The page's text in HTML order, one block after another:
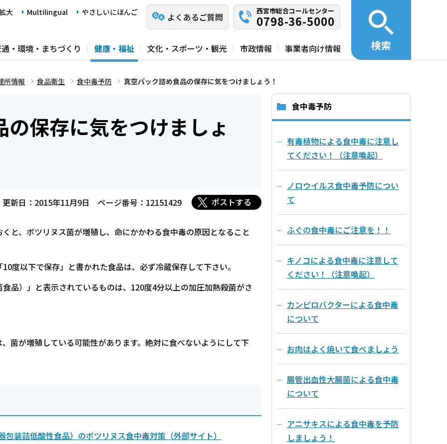
大 Multilingual やさしいにほんご よくあるご質問
西宮市総合コールセンター
0798-36-5000
・環境・まちづくり 健康・福祉 文化・スポーツ・観光 市政情報 事業者向け情報 検索
所情報 食品衛生 食中毒予防 真空パック詰め食品の保存に気をつけましょう！
保存に気をつけましょ
更新日：2015年11月9日 ページ番号：12151429 ポストする
と、ボツリヌス菌が増殖し、命にかかわる食中毒の原因となること
度以下で保存」と書かれた食品は、必ず冷蔵保存して下さい。
品）」と表示されているものは、120度4分以上の加圧加熱殺菌がさ
菌が増殖している可能性があります。絶対に食べないようにして下
装詰低酸性食品）のボツリヌス食中毒対策（外部サイト）
食中毒予防
有毒植物による食中毒に注意し
てください！（注意喚起）
ノロウイルス食中毒予防につい
て
ふぐの食中毒にご注意を！！
キノコによる食中毒に注意して
ください！（注意喚起）
カンピロバクターによる食中毒
について
お肉はよく焼いて食べましょう
腸管出血性大腸菌による食中毒
について
アニサキスによる食中毒を予防
しましょう！